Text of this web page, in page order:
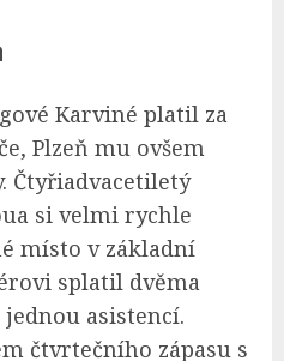
Karviné platil za
Plzeň mu ovšem
Čtyřiadvacetiletý
si velmi rychle
místo v základní
splatil dvěma
asistencí.
čtvrtečního zápasu s